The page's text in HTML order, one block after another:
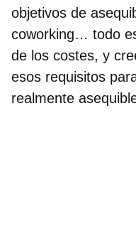
objetivos de
coworking… todo
de los costes, y
esos requisitos
realmente